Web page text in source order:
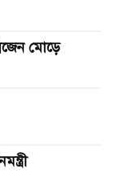
মোড়ে